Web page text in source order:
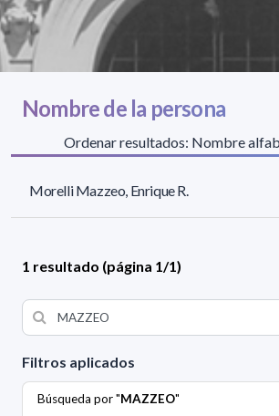
Filtros aplicados
Búsqueda por "MAZZEO"
Nombre de la persona
Ordenar resultados: Nombre
Morelli Mazzeo, Enrique R.
1 resultado (página 1/1)